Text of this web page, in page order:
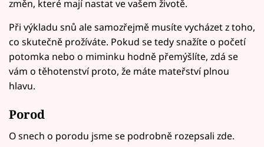
změn, které mají nastat ve vašem životě.
Při výkladu snů ale samozřejmě musíte vycházet z toho,
co skutečně prožíváte. Pokud se tedy snažíte o početí
potomka nebo o miminku hodně přemýšlíte, zdá se
vám o těhotenství proto, že máte mateřství plnou
hlavu.
Porod
O snech o porodu jsme se podrobně rozepsali zde.